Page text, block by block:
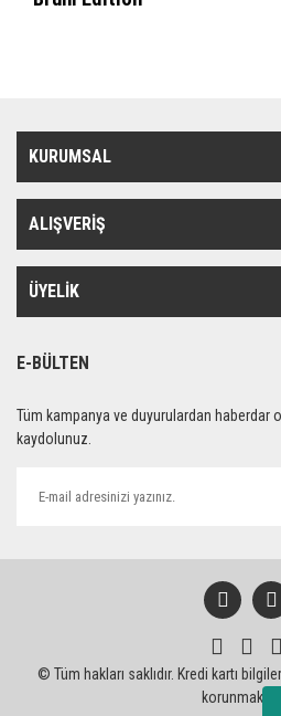
KURUMSAL
ALIŞVERİŞ
ÜYELİK
E-BÜLTEN
Tüm kampanya ve duyurulardan haberdar
kaydolunuz.
© Tüm hakları saklıdır. Kredi kartı